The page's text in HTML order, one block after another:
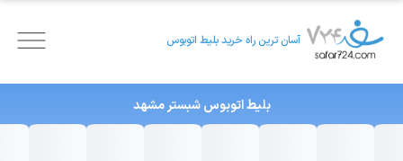
آسان ترین راه خرید بلیط اتوبوس
بلیط اتوبوس شبسترمشهد